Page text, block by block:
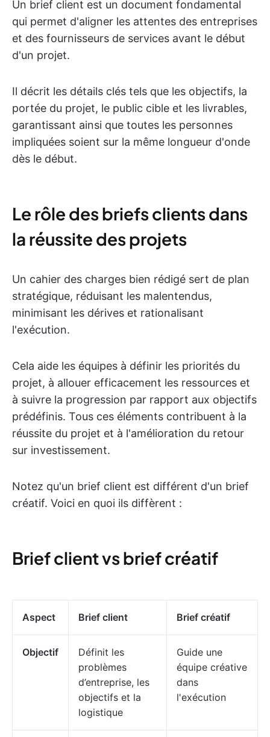
Un brief client est un document fondamental
qui permet d'aligner les attentes des entreprises
et des fournisseurs de services avant le début
d'un projet.
Il décrit les détails clés tels que les objectifs, la
portée du projet, le public cible et les livrables,
garantissant ainsi que toutes les personnes
impliquées soient sur la même longueur d'onde
dès le début.
Le rôle des briefs clients dans
la réussite des projets
Un cahier des charges bien rédigé sert de plan
stratégique, réduisant les malentendus,
minimisant les dérives et rationalisant
l'exécution.
Cela aide les équipes à définir les priorités du
projet, à allouer efficacement les ressources et
à suivre la progression par rapport aux objectifs
prédéfinis. Tous ces éléments contribuent à la
réussite du projet et à l'amélioration du retour
sur investissement.
Notez qu'un brief client est différent d'un brief
créatif. Voici en quoi ils diffèrent :
Brief client vs brief créatif
Aspect Brief client Brief créatif
Objectif
Définit les
problèmes
d’entreprise, les
objectifs et la
logistique
Guide une
équipe créative
dans
l'exécution